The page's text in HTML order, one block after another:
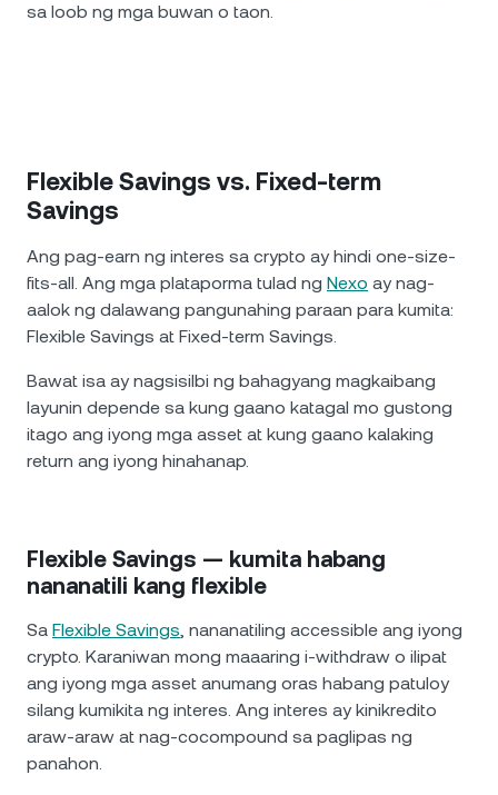
sa loob ng mga buwan o taon.
Flexible Savings vs. Fixed-term
Savings
Ang pag-earn ng interes sa crypto ay hindi one-size-
fits-all. Ang mga plataporma tulad ng Nexo ay nag-
aalok ng dalawang pangunahing paraan para kumita:
Flexible Savings at Fixed-term Savings.
Bawat isa ay nagsisilbi ng bahagyang magkaibang
layunin depende sa kung gaano katagal mo gustong
itago ang iyong mga asset at kung gaano kalaking
return ang iyong hinahanap.
Flexible Savings — kumita habang
nananatili kang flexible
Sa Flexible Savings, nananatiling accessible ang iyong
crypto. Karaniwan mong maaaring i-withdraw o ilipat
ang iyong mga asset anumang oras habang patuloy
silang kumikita ng interes. Ang interes ay kinikredito
araw-araw at nag-cocompound sa paglipas ng
panahon.